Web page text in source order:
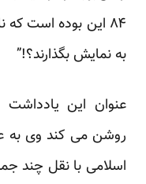
۸۴ این بوده است
به نمایش بگذارند؟!”
عنوان این
روشن می کند وی به
اسلامی با نقل چند